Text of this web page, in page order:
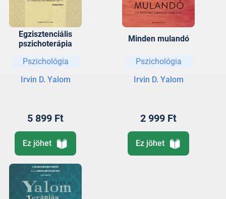
Egzisztenciális
pszichoterápia
Pszichológia
Irvin D. Yalom
5 899 Ft
Ez jöhet
Minden mulandó
Pszichológia
Irvin D. Yalom
2 999 Ft
Ez jöhet